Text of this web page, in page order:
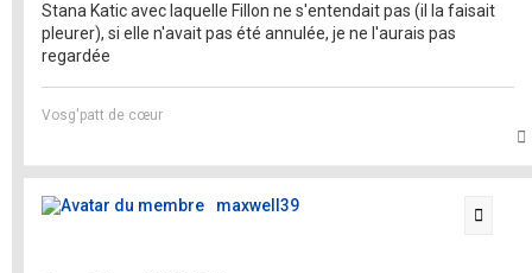
Stana Katic avec laquelle Fillon ne s'entendait pas (il la faisait
pleurer), si elle n'avait pas été annulée, je ne l'aurais pas
regardée
Vosg'patt de cœur
maxwell39